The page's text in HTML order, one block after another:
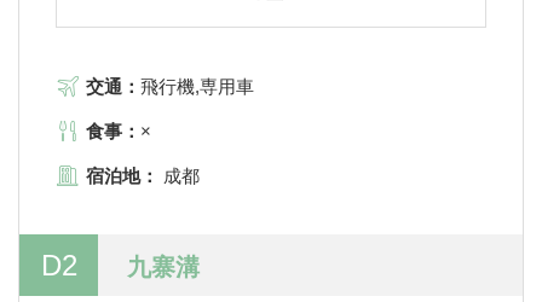
交通： 飛行機,専用車
食事： ×
宿泊地： 成都
D2 九寨溝